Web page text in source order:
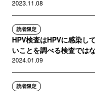
2023.11.08
読者限定
HPV検査はHPVに感染し
いことを調べる検査では
2024.01.09
読者限定